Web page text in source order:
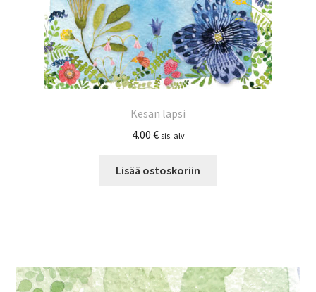
Kesän lapsi
4.00 € sis. alv
Lisää ostoskoriin